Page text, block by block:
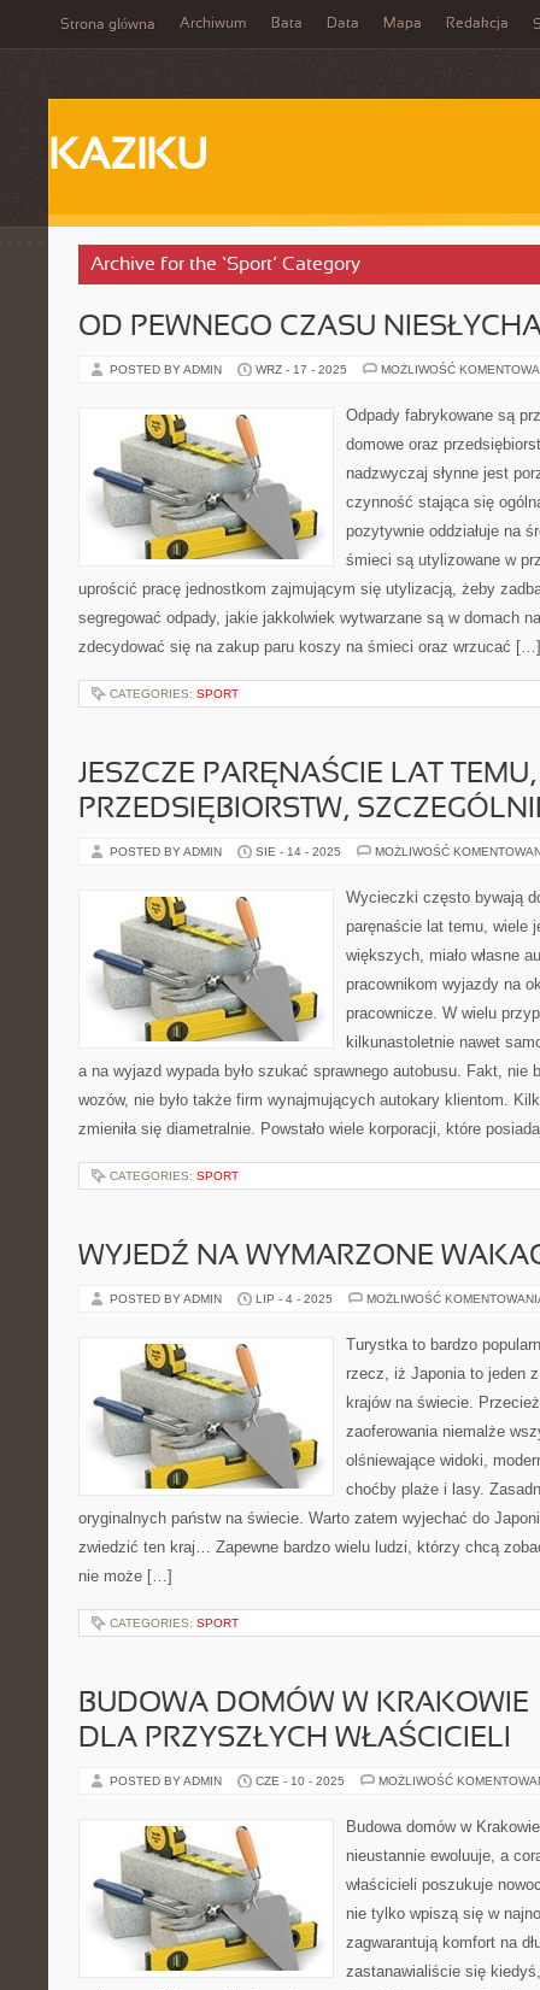
Strona główna Archiwum Bata Data Mapa Redakcja
KAZIKU
Archive for the ‘Sport’ Category
OD PEWNEGO CZASU
POSTED BY ADMIN WRZ - 17 - 2025 MOŻLIWOŚĆ
Odpady fabrykowane są
domowe oraz
nadzwyczaj słynne jest
czynność stająca się
pozytywnie oddziałuje na
śmieci są utylizowane w
uprościć pracę jednostkom zajmującym się utylizacją, żeby
segregować odpady, jakie jakkolwiek wytwarzane są w domach
zdecydować się na zakup paru koszy na śmieci oraz wrzucać […]
CATEGORIES: SPORT
JESZCZE PARĘNAŚCIE LAT
PRZEDSIĘBIORSTW,
POSTED BY ADMIN SIE - 14 - 2025 MOŻLIWOŚĆ
Wycieczki często bywają
paręnaście lat temu, wiele
większych, miało własne
pracownikom wyjazdy na
pracownicze. W wielu
kilkunastoletnie nawet
a na wyjazd wypada było szukać sprawnego autobusu. Fakt, nie
wozów, nie było także firm wynajmujących autokary klientom.
zmieniła się diametralnie. Powstało wiele korporacji, które
CATEGORIES: SPORT
WYJEDŹ NA WYMARZONE
POSTED BY ADMIN LIP - 4 - 2025 MOŻLIWOŚĆ
Turystka to bardzo
rzecz, iż Japonia to jeden
krajów na świecie.
zaoferowania niemalże
olśniewające widoki,
choćby plaże i lasy.
oryginalnych państw na świecie. Warto zatem wyjechać do
zwiedzić ten kraj… Zapewne bardzo wielu ludzi, którzy chcą
nie może […]
CATEGORIES: SPORT
BUDOWA DOMÓW W KRAKOWIE
DLA PRZYSZŁYCH WŁAŚCICIELI
POSTED BY ADMIN CZE - 10 - 2025 MOŻLIWOŚĆ
Budowa domów w
nieustannie ewoluuje, a
właścicieli poszukuje
nie tylko wpiszą się w
zagwarantują komfort na
zastanawialiście się